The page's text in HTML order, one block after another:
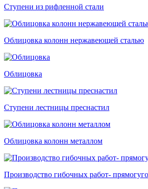
Ступени из рифленной стали
Облицовка колонн нержавеющей сталью
Облицовка
Ступени лестницы преснастил
Облицовка колонн металлом
Производство гибочных работ-